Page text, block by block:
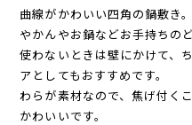
曲線がかわいい四角の鍋敷き。
やかんやお鍋などお手持ちの
使わないときは壁にかけて、
アとしてもおすすめです。
わらが素材なので、焦げ付く
かわいいです。